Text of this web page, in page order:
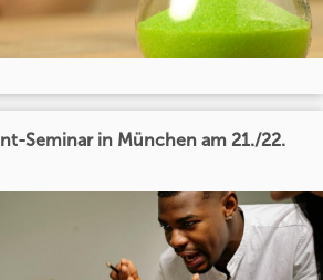
Seminar in München am 21./22.